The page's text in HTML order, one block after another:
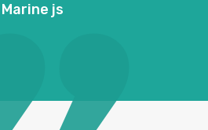
Marine js